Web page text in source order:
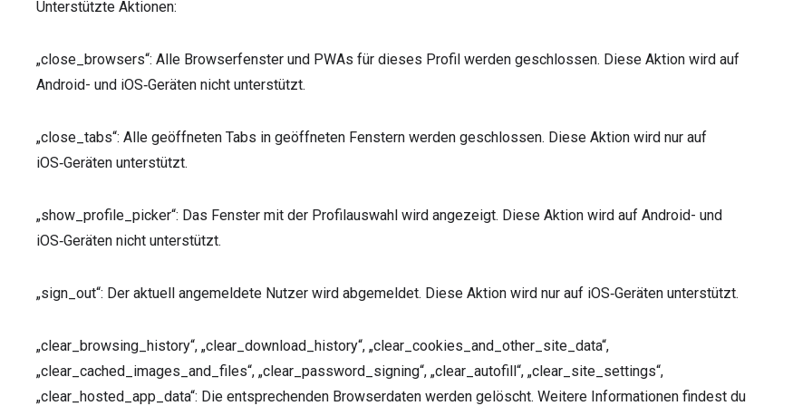
Unterstützte Aktionen:
„close_browsers“: Alle Browserfenster und PWAs für dieses Profil werden geschlossen. Diese Aktion wird auf
Android- und iOS‑Geräten nicht unterstützt.
„close_tabs“: Alle geöffneten Tabs in geöffneten Fenstern werden geschlossen. Diese Aktion wird nur auf
iOS‑Geräten unterstützt.
„show_profile_picker“: Das Fenster mit der Profilauswahl wird angezeigt. Diese Aktion wird auf Android- und
iOS‑Geräten nicht unterstützt.
„sign_out“: Der aktuell angemeldete Nutzer wird abgemeldet. Diese Aktion wird nur auf iOS‑Geräten unterstützt.
„clear_browsing_history“, „clear_download_history“, „clear_cookies_and_other_site_data“,
„clear_cached_images_and_files“, „clear_password_signing“, „clear_autofill“, „clear_site_settings“,
„clear_hosted_app_data“: Die entsprechenden Browserdaten werden gelöscht. Weitere Informationen findest du